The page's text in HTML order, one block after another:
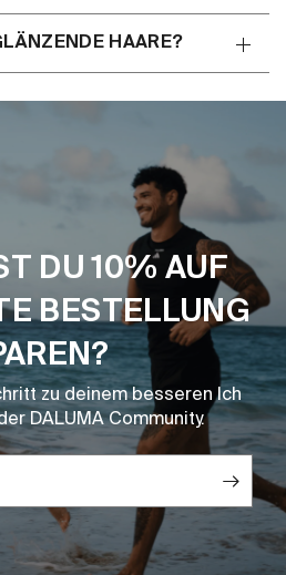
HAARE?
DU 10% AUF
BESTELLUNG
zu deinem besseren Ich
DALUMA Community.